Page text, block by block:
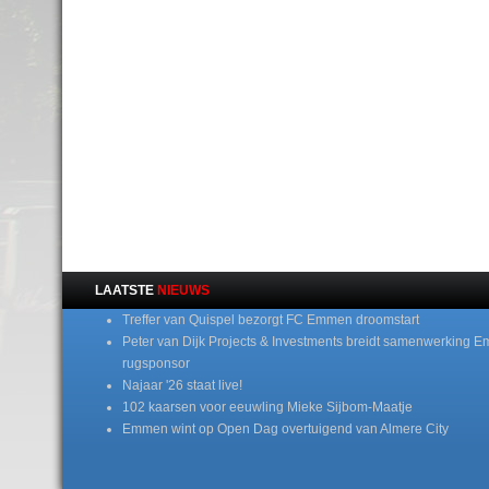
LAATSTE NIEUWS
Treffer van Quispel bezorgt FC Emmen droomstart
Peter van Dijk Projects & Investments breidt samenwerking
rugsponsor
Najaar '26 staat live!
102 kaarsen voor eeuwling Mieke Sijbom-Maatje
Emmen wint op Open Dag overtuigend van Almere City